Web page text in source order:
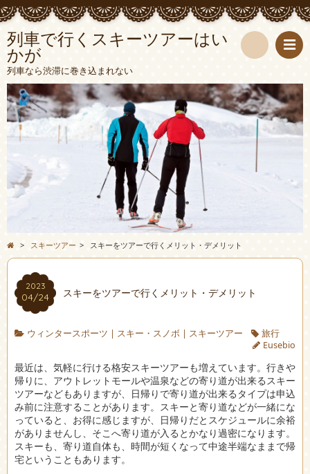
列車で行くスキーツアーはい
かが
列車なら渋滞に巻き込まれない
索
> スキーツアー > スキーをツアーで行くメリット・デメリット
2023
04/24 スキーをツアーで行くメリット・デメリット
ウィンタースポーツ | スキー・スノボ | スキーツアー
旅行
Eusebio
最近は、気軽に行ける格安スキーツアーも増えています。 行きや
帰りに、アウトレットモールや温泉などの寄り道が出来るスキー
ツアーなどもありますが、日帰りで寄り道が出来るタイプは申込
み前に注意することがあります。スキーと寄り道などが一緒にな
っていると、お得に感じますが、日帰りだとスケジュールに余裕
がありませんし、そこへ寄り道が入るとかなり過密になります。
スキーも、寄り道自体も、時間が短くなって中途半端なままで帰
宅ということもあります。